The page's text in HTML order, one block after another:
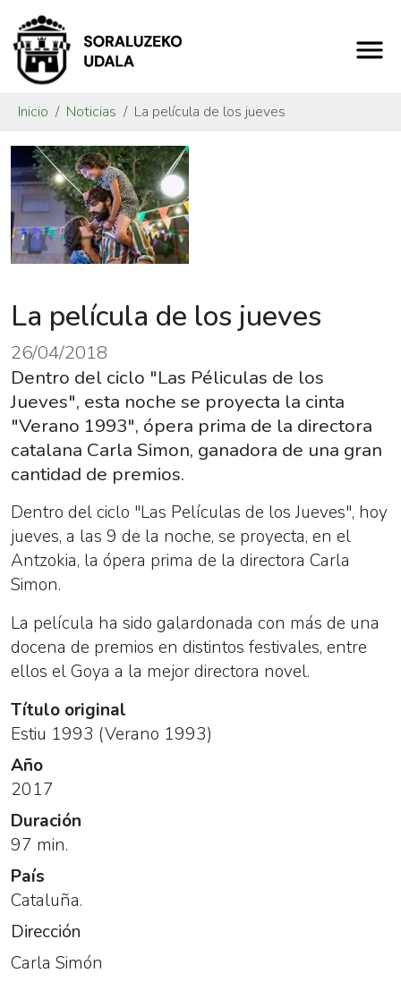
Inicio Noticias La película de los jueves
La película de los jueves
26/04/2018
Dentro del ciclo "Las Péliculas de los
Jueves", esta noche se proyecta la cinta
"Verano 1993", ópera prima de la directora
catalana Carla Simon, ganadora de una gran
cantidad de premios.
Dentro del ciclo "Las Películas de los Jueves", hoy
jueves, a las 9 de la noche, se proyecta, en el
Antzokia, la ópera prima de la directora Carla
Simon.
La película ha sido galardonada con más de una
docena de premios en distintos festivales, entre
ellos el Goya a la mejor directora novel.
Título original
Estiu 1993 (Verano 1993)
Año
2017
Duración
97 min.
País
Cataluña.
Dirección
Carla Simón